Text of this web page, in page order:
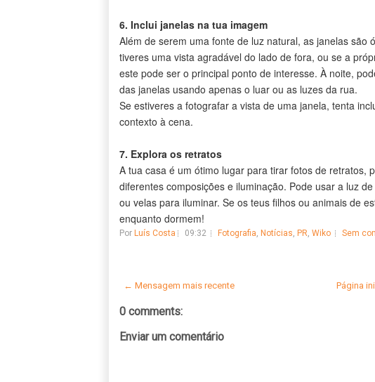
6. Inclui janelas na tua imagem
Além de serem uma fonte de luz natural, as janelas são
tiveres uma vista agradável do lado de fora, ou se a
este pode ser o principal ponto de interesse. À noite,
das janelas usando apenas o luar ou as luzes da rua.
Se estiveres a fotografar a vista de uma janela, tenta
contexto à cena.
7. Explora os retratos
A tua casa é um ótimo lugar para tirar fotos de retratos,
diferentes composições e iluminação. Pode usar a luz
ou velas para iluminar. Se os teus filhos ou animais de
enquanto dormem!
Por Luís Costa 09:32 Fotografia, Notícias, PR, Wiko Sem
← Mensagem mais recente Página
0 comments:
Enviar um comentário